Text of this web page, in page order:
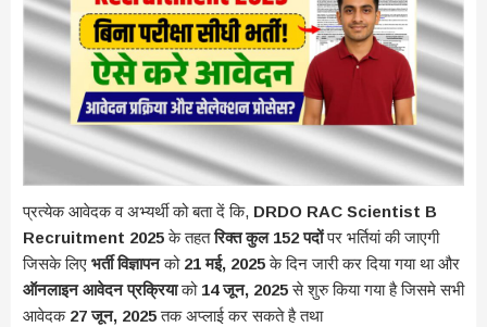
प्रत्येक आवेदक व अभ्यर्थी को बता दें कि, DRDO RAC Scientist B
Recruitment 2025के तहतरिक्त कुल 152 पदोंपर भर्तियां की जाएगी
जिसके लिए भर्ती विज्ञापनको 21 मई, 2025के दिन जारी कर दिया गया था और
ऑनलाइन आवेदन प्रक्रियाको 14 जून, 2025से शुरु किया गया है जिसमे सभी
आवेदक 27 जून, 2025तक अप्लाई कर सकते है तथा